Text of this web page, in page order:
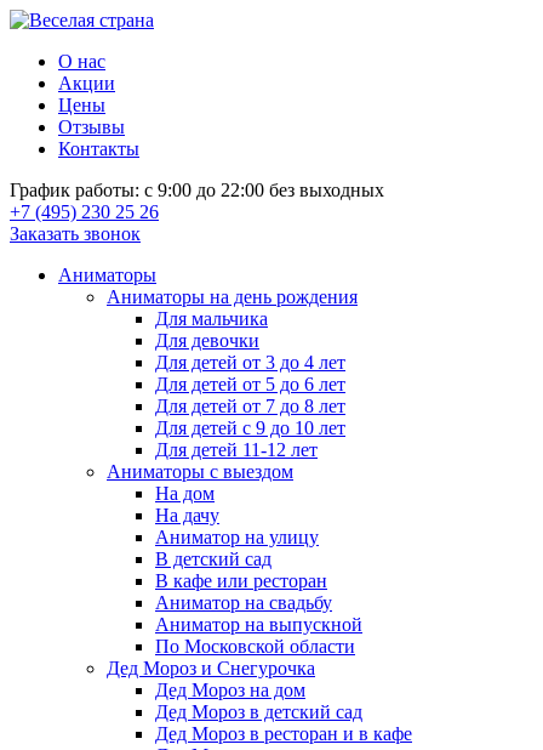
О нас
Акции
Цены
Отзывы
Контакты
График работы: с 9:00 до 22:00 без выходных
+7 (495) 230 25 26
Заказать звонок
Аниматоры
Аниматоры на день рождения
Для мальчика
Для девочки
Для детей от 3 до 4 лет
Для детей от 5 до 6 лет
Для детей от 7 до 8 лет
Для детей с 9 до 10 лет
Для детей 11-12 лет
Аниматоры с выездом
На дом
На дачу
Аниматор на улицу
В детский сад
В кафе или ресторан
Аниматор на свадьбу
Аниматор на выпускной
По Московской области
Дед Мороз и Снегурочка
Дед Мороз на дом
Дед Мороз в детский сад
Дед Мороз в ресторан и в кафе